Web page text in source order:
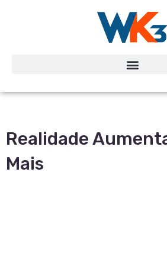
Realidade
Mais